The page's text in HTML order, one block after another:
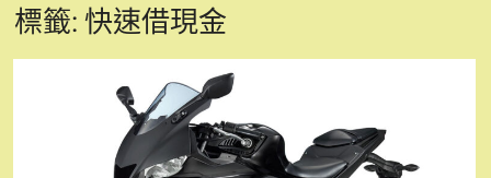
標籤:快速借現金